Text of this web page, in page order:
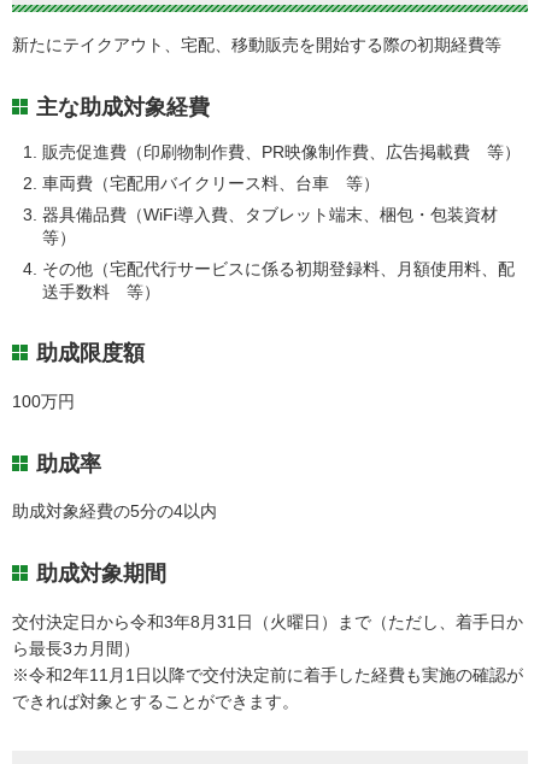
新たにテイクアウト、宅配、移動販売を開始する際の初期経費等
主な助成対象経費
販売促進費（印刷物制作費、PR映像制作費、広告掲載費 等）
車両費（宅配用バイクリース料、台車 等）
器具備品費（WiFi導入費、タブレット端末、梱包・包装資材
等）
その他（宅配代行サービスに係る初期登録料、月額使用料、配
送手数料 等）
助成限度額
100万円
助成率
助成対象経費の5分の4以内
助成対象期間
交付決定日から令和3年8月31日（火曜日）まで（ただし、着手日か
ら最長3カ月間）
※令和2年11月1日以降で交付決定前に着手した経費も実施の確認が
できれば対象とすることができます。